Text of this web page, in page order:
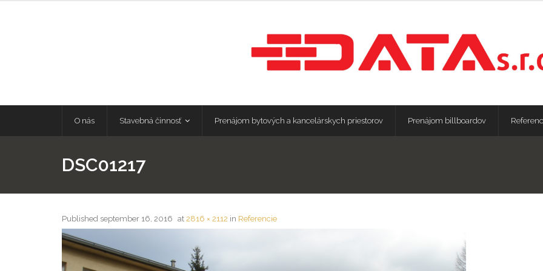
O nás Stavebná činnosť Prenájom bytových a kancelárskych priestorov Prenájom billboardov
DSC01217
Published september 16, 2016 at 2816 × 2112 in Referencie